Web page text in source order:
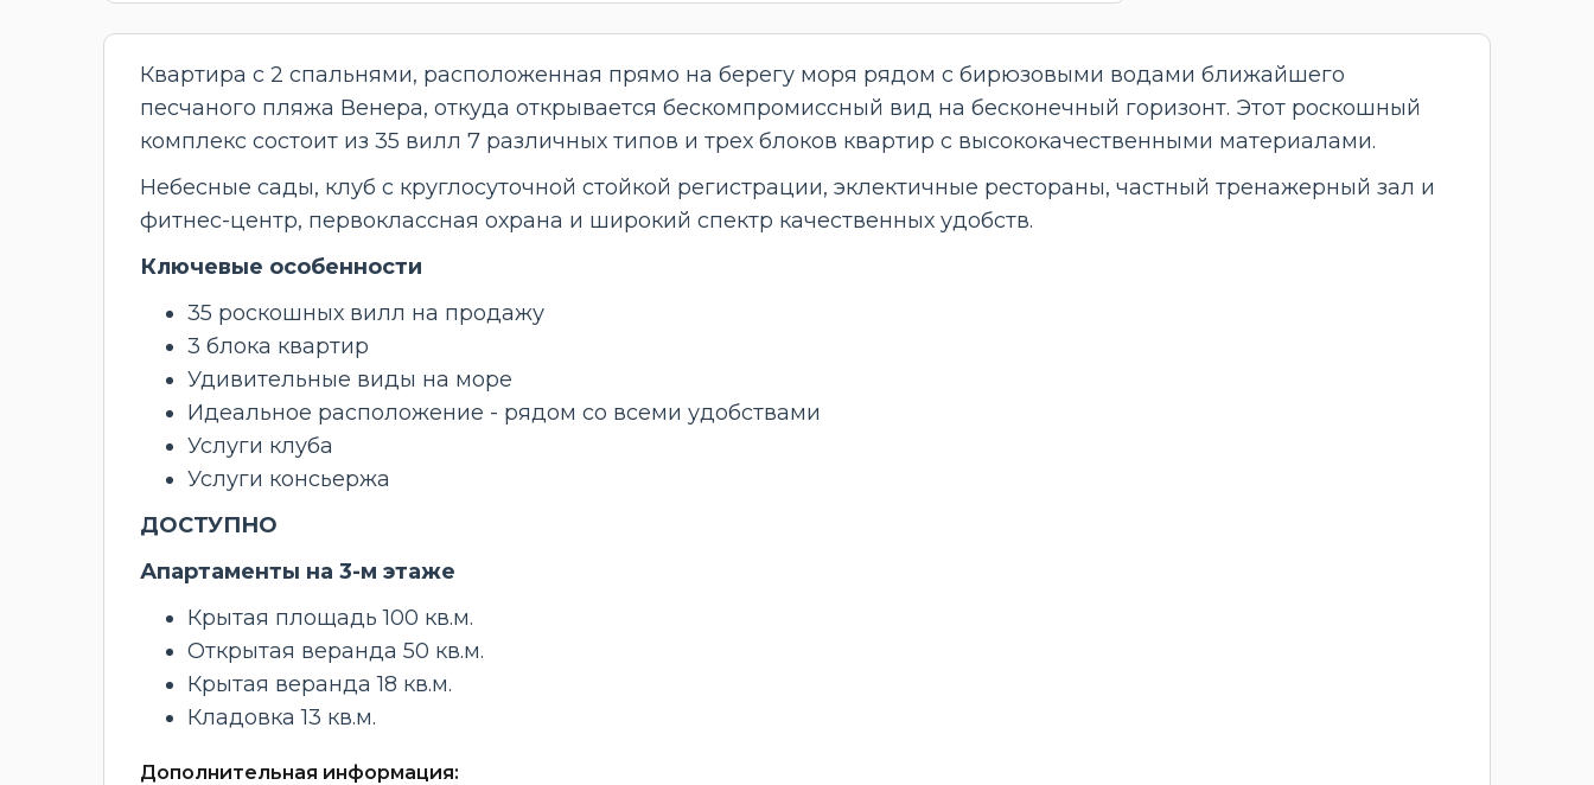
Квартира с 2 спальнями, расположенная прямо на берегу моря рядом с бирюзовыми водами ближайшего
песчаного пляжа Венера, откуда открывается бескомпромиссный вид на бесконечный горизонт. Этот роскошный
комплекс состоит из 35 вилл 7 различных типов и трех блоков квартир с высококачественными материалами.
Небесные сады, клуб с круглосуточной стойкой регистрации, эклектичные рестораны, частный тренажерный зал и
фитнес-центр, первоклассная охрана и широкий спектр качественных удобств.
Ключевые особенности
35 роскошных вилл на продажу
3 блока квартир
Удивительные виды на море
Идеальное расположение - рядом со всеми удобствами
Услуги клуба
Услуги консьержа
ДОСТУПНО
Апартаменты на 3-м этаже
Крытая площадь 100 кв.м.
Открытая веранда 50 кв.м.
Крытая веранда 18 кв.м.
Кладовка 13 кв.м.
Дополнительная информация: